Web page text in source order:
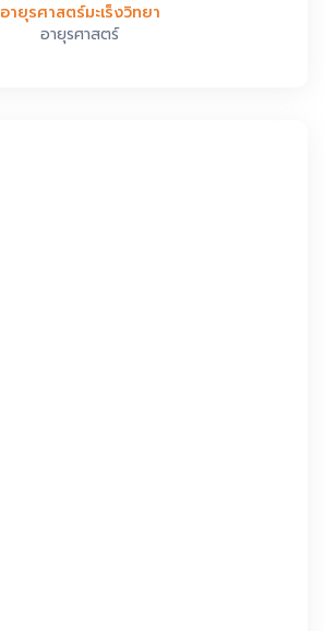
อายุรศาสตร์มะเร็งวิทยา
อายุรศาสตร์